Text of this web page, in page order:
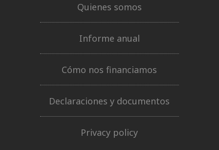
Quienes somos
Informe anual
Cómo nos financiamos
Declaraciones y documentos
Privacy policy